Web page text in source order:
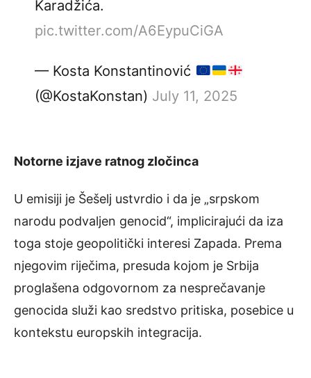
Karadžića.
pic.twitter.com/A6EypuCiGA
— Kosta Konstantinović
(@KostaKonstan) July 11, 2025
Notorne izjave ratnog zločinca
U emisiji je Šešelj ustvrdio i da je „srpskom
narodu podvaljen genocid“, implicirajući da iza
toga stoje geopolitički interesi Zapada. Prema
njegovim riječima, presuda kojom je Srbija
proglašena odgovornom za nesprečavanje
genocida služi kao sredstvo pritiska, posebice u
kontekstu europskih integracija.